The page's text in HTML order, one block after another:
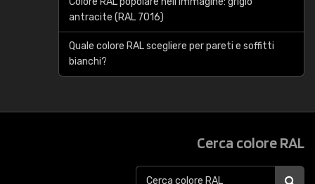
antracite (RAL 7016)
Quale colore RAL scegliere per pareti e soffitti
bianchi?
Cerca colore RAL